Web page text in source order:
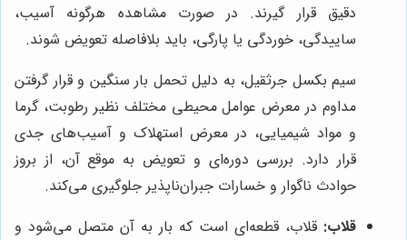
دقیق قرار گیرند. در صورت مشاهده هرگونه آسیب،
ساییدگی، خوردگی یا پارگی، باید بلافاصله تعویض شوند.
سیم بکسل جرثقیل، به دلیل تحمل بار سنگین و قرار گرفتن
مداوم در معرض عوامل محیطی مختلف نظیر رطوبت، گرما
و مواد شیمیایی، در معرض استهلاک و آسیب‌های جدی
قرار دارد. بررسی دوره‌ای و تعویض به موقع آن، از بروز
حوادث ناگوار و خسارات جبران‌ناپذیر جلوگیری می‌کند.
قلاب: قلاب، قطعه‌ای است که بار به آن متصل می‌شود و